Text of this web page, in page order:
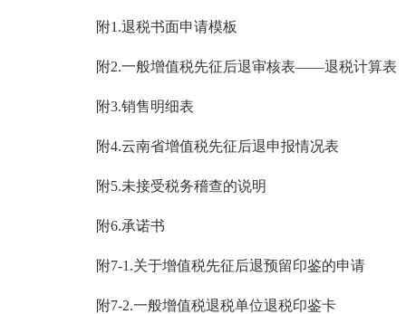
附1.退税书面申请模板
附2.一般增值税先征后退审核表——退税计算表
附3.销售明细表
附4.云南省增值税先征后退申报情况表
附5.未接受税务稽查的说明
附6.承诺书
附7-1.关于增值税先征后退预留印鉴的申请
附7-2.一般增值税退税单位退税印鉴卡